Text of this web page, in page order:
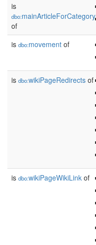
is
dbo:mainArticleForCategory
of
is dbo:movement of
is dbo:wikiPageRedirects of
is dbo:wikiPageWikiLink of